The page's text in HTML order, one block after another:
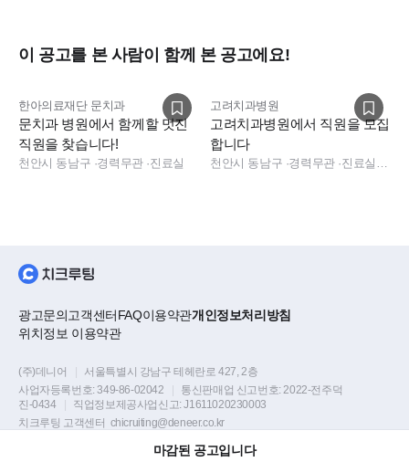
마감된 공고입니다
이 공고를 본 사람이 함께 본 공고에요!
한아의료재단 문치과
문치과 병원에서 함께할 멋진
직원을 찾습니다!
천안시 동남구 ·경력무관·진료실
고려치과병원
고려치과병원에서 직원을 모집
합니다
천안시 동남구 ·경력무관· 진료실, 진료팀장, 데스크
광고문의고객센터FAQ이용약관개인정보처리방침
위치정보 이용약관
(주)데니어
서울특별시 강남구 테헤란로 427, 2층
사업자등록번호:349-86-02042 통신판매업 신고번호:2022-전주덕
진-0434
직업정보제공사업신고:J1611020230003
치크루팅 고객센터 chicruiting@deneer.co.kr